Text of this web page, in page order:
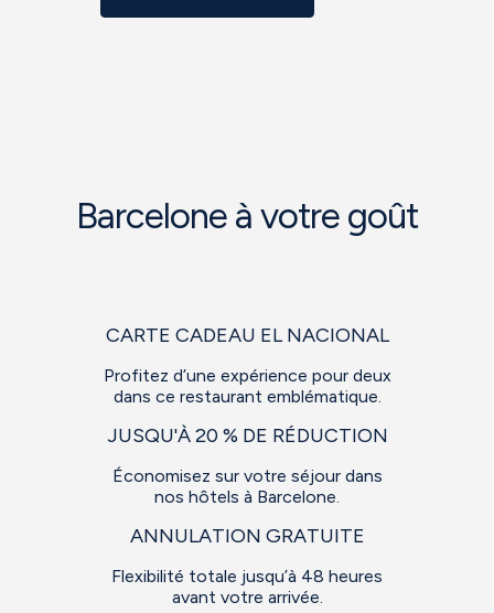
Barcelone à votre goût
CARTE CADEAU EL NACIONAL
Profitez d’une expérience pour deux
dans ce restaurant emblématique.
JUSQU'À 20 % DE RÉDUCTION
Économisez sur votre séjour dans
nos hôtels à Barcelone.
ANNULATION GRATUITE
Flexibilité totale jusqu’à 48 heures
avant votre arrivée.